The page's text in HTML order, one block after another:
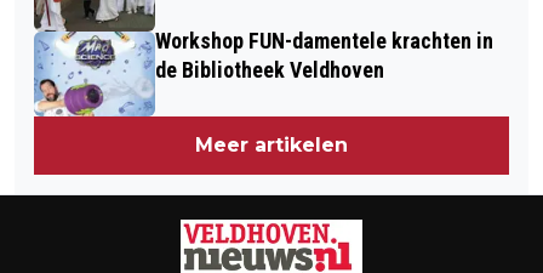
Workshop FUN-damentele krachten in
de Bibliotheek Veldhoven
Meer artikelen